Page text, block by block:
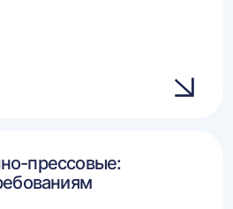
прессовые: